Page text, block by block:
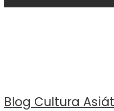
Blog Cultura